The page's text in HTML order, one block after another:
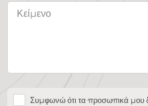
Συμφωνώ ότι τα προσωπικά μου